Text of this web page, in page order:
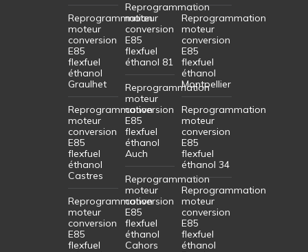
Reprogrammation
moteur
conversion
E85
flexfuel
éthanol
Graulhet
Reprogrammation
moteur
conversion
E85
flexfuel
éthanol
Castres
Reprogrammation
moteur
conversion
E85
flexfuel
Reprogrammation
moteur
conversion
E85
flexfuel
éthanol 81
Reprogrammation
moteur
conversion
E85
flexfuel
éthanol
Auch
Reprogrammation
moteur
conversion
E85
flexfuel
éthanol
Cahors
Reprogrammation
moteur
conversion
E85
flexfuel
éthanol
Montpellier
Reprogrammation
moteur
conversion
E85
flexfuel
éthanol 34
Reprogrammation
moteur
conversion
E85
flexfuel
éthanol